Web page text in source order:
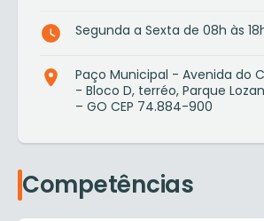
Segunda a Sexta de 08h às
Paço Municipal - Avenida do
- Bloco D, terréo, Parque
– GO CEP 74.884-900
Competências